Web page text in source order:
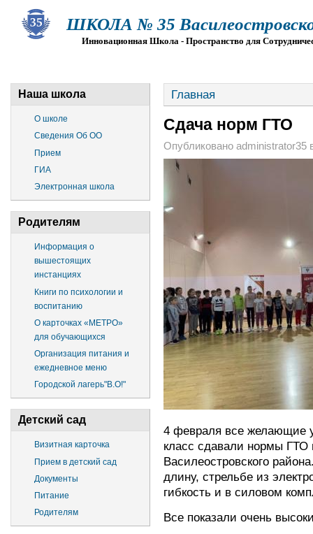
ШКОЛА № 35
Инновационная Школа - Пространство для
Наша школа
О школе
Сведения Об ОО
Прием
ГИА
Электронная школа
Родителям
Информация о
вышестоящих
инстанциях
Книги по психологии и
воспитанию
О карточках «МЕТРО»
для обучающихся
Организация питания и
ежедневное меню
Городской лагерь"В.О!"
Детский сад
Визитная карточка
Прием в детский сад
Документы
Питание
Родителям
Главная
Сдача норм ГТО
Опубликовано administrator35
4 февраля все желающие
класс сдавали нормы ГТО
Василеостровского
длину, стрельбе из
гибкость и в силовом
Все показали очень